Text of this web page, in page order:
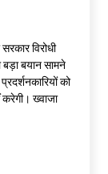
विरोधी
बड़ा बयान सामने
को
ख्वाजा